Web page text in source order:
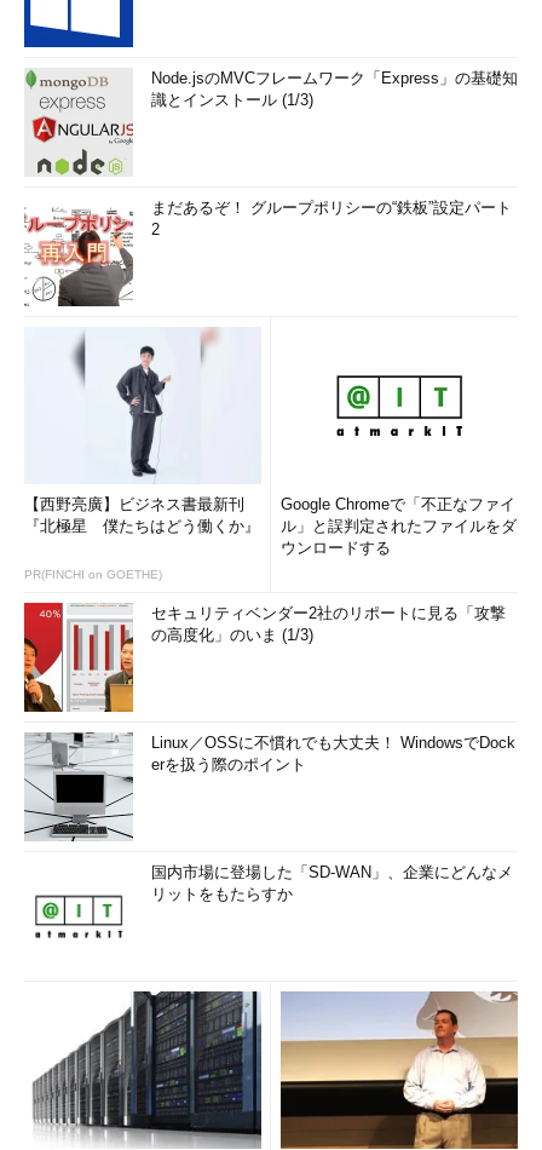
Node.jsのMVCフレームワーク「Express」の基礎知
識とインストール (1/3)
まだあるぞ！ グループポリシーの“鉄板”設定パート
2
【西野亮廣】ビジネス書最新刊
『北極星 僕たちはどう働くか』
PR(FINCHI on GOETHE)
Google Chromeで「不正なファイ
ル」と誤判定されたファイルをダ
ウンロードする
セキュリティベンダー2社のリポートに見る「攻撃
の高度化」のいま (1/3)
Linux／OSSに不慣れでも大丈夫！ WindowsでDock
erを扱う際のポイント
国内市場に登場した「SD-WAN」、企業にどんなメ
リットをもたらすか